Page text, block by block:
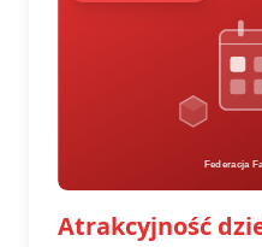
Atrakcyjność